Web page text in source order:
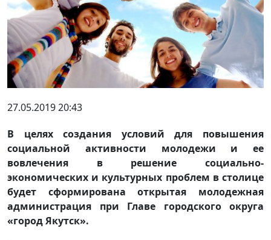
27.05.2019 20:43
В целях создания условий для повышения
социальной активности молодежи и ее
вовлечения в решение социально-
экономических и культурных проблем в столице
будет сформирована открытая молодежная
администрация при Главе городского округа
«город Якутск».